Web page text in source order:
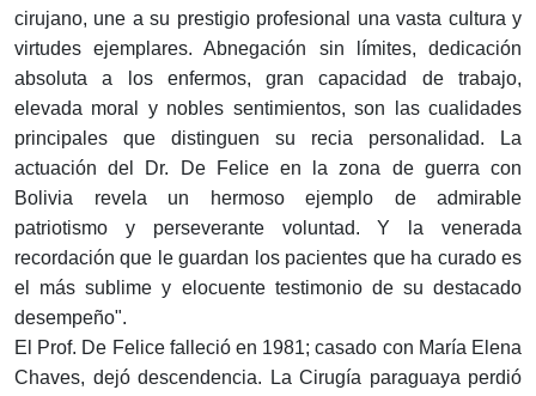
cirujano, une a su prestigio profesional una vasta cultura y
virtudes ejemplares. Abnegación sin límites, dedicación
absoluta a los enfermos, gran capacidad de trabajo,
elevada moral y nobles sentimientos, son las cualidades
principales que distinguen su recia personalidad. La
actuación del Dr. De Felice en la zona de guerra con
Bolivia revela un hermoso ejemplo de admirable
patriotismo y perseverante voluntad. Y la venerada
recordación que le guardan los pacientes que ha curado es
el más sublime y elocuente testimonio de su destacado
desempeño".
El Prof. De Felice falleció en 1981; casado con María Elena
Chaves, dejó descendencia. La Cirugía paraguaya perdió